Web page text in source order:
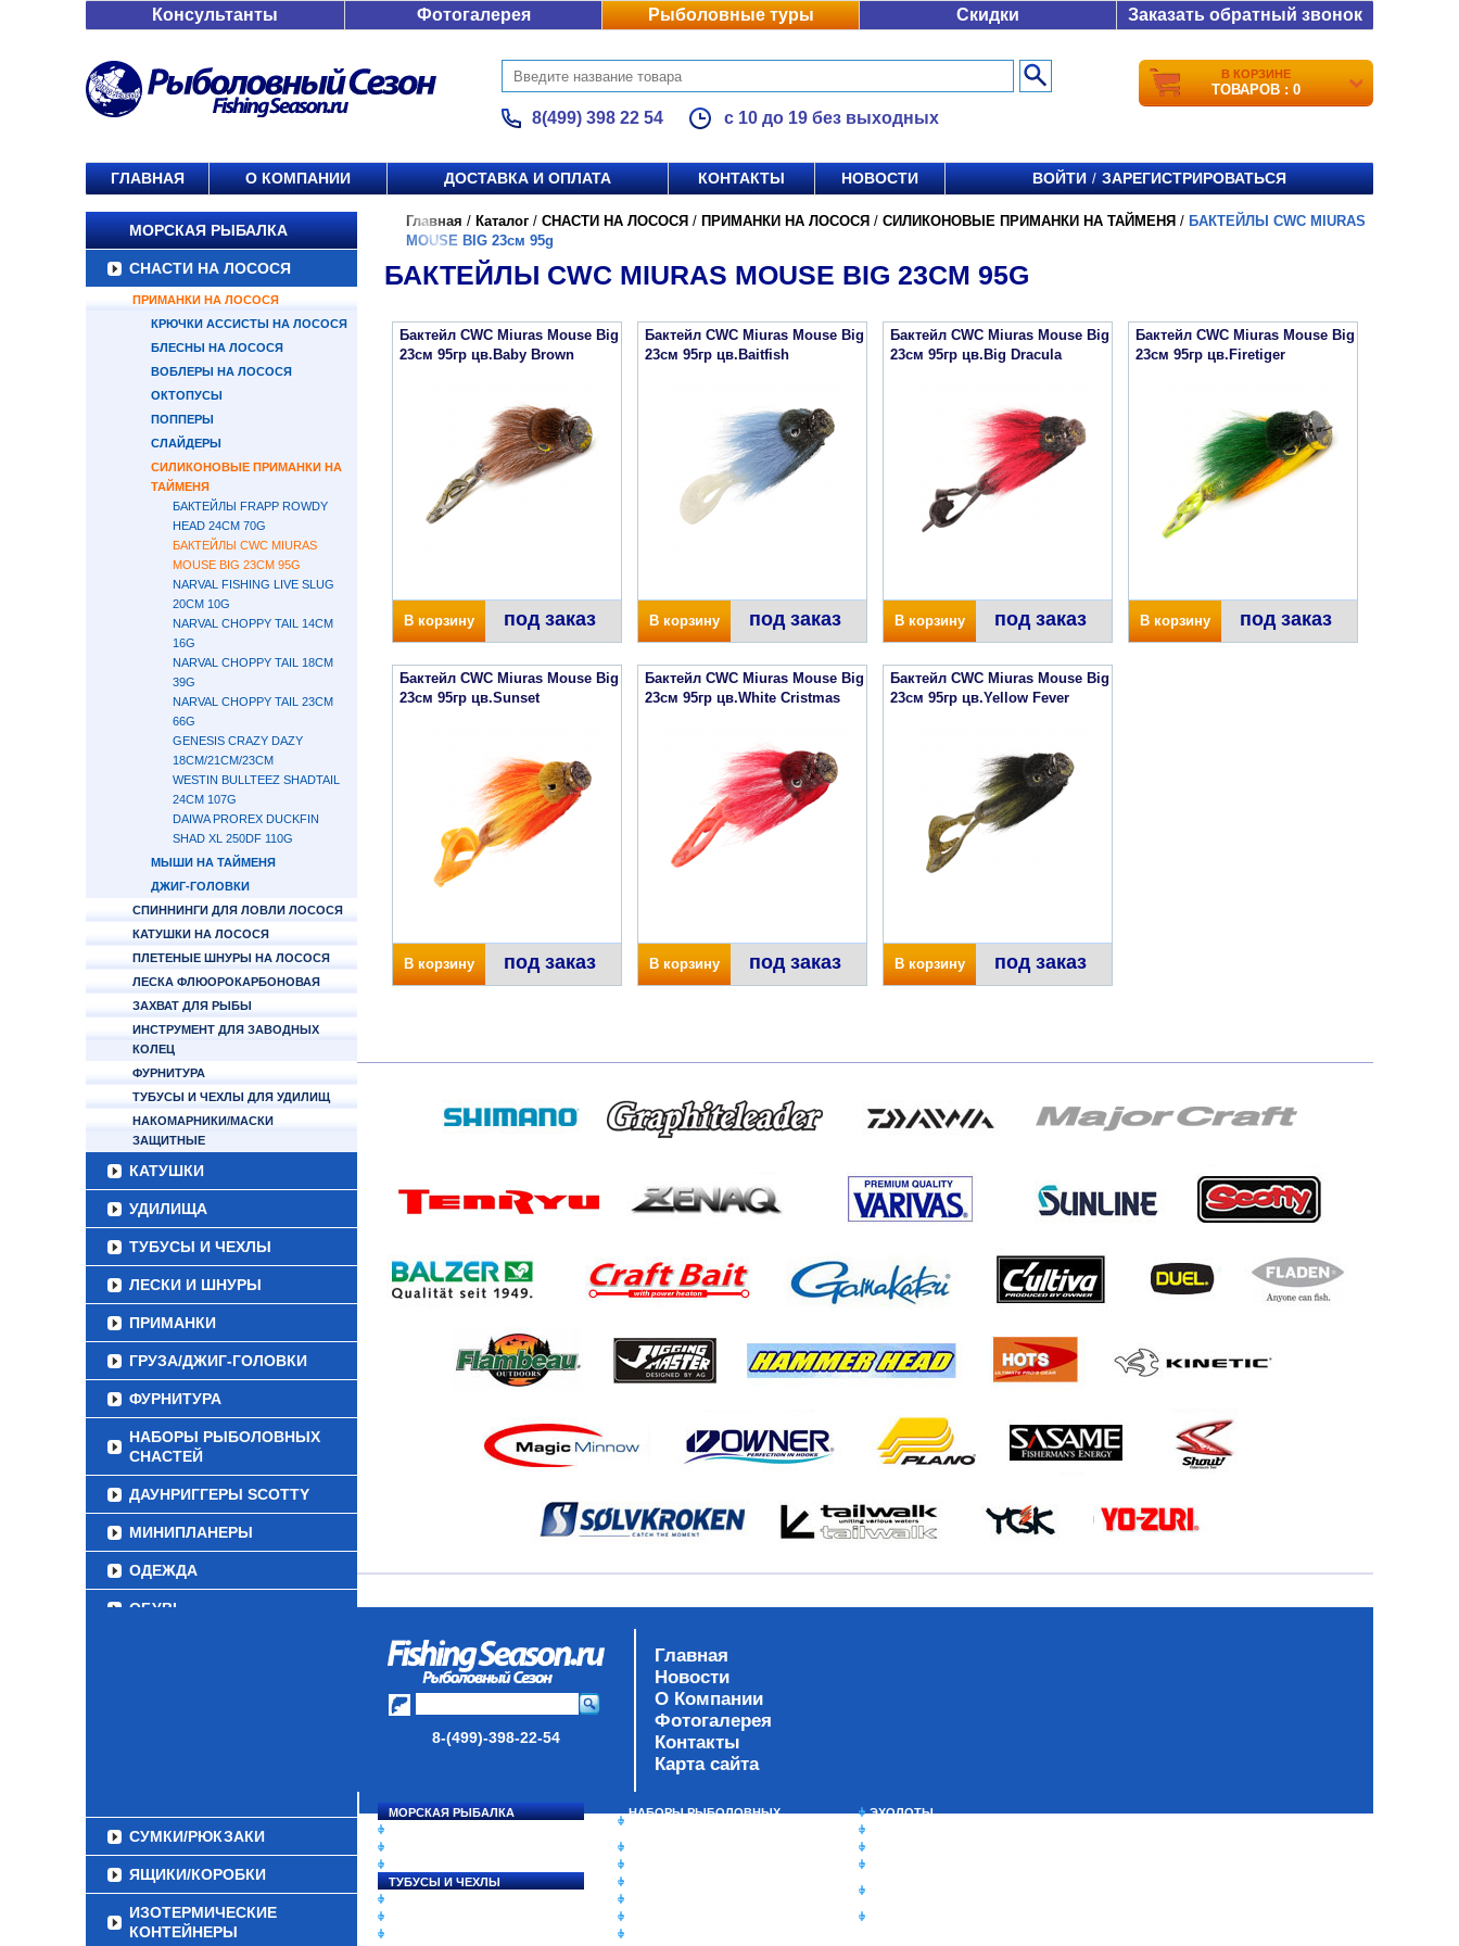
Консультанты Фотогалерея Рыболовные туры Скидки Заказать обратный звонок
8(499) 398 22 54 с 10 до 19 без выходных
В КОРЗИНЕ
ТОВАРОВ : 0
ГЛАВНАЯ О КОМПАНИИ ДОСТАВКА И ОПЛАТА КОНТАКТЫ НОВОСТИ ВОЙТИ / ЗАРЕГИСТРИРОВАТЬСЯ
МОРСКАЯ РЫБАЛКА
СНАСТИ НА ЛОСОСЯ
ПРИМАНКИ НА ЛОСОСЯ
КРЮЧКИ АССИСТЫ НА ЛОСОСЯ
БЛЕСНЫ НА ЛОСОСЯ
ВОБЛЕРЫ НА ЛОСОСЯ
ОКТОПУСЫ
ПОППЕРЫ
СЛАЙДЕРЫ
СИЛИКОНОВЫЕ ПРИМАНКИ НА
ТАЙМЕНЯ
БАКТЕЙЛЫ FRAPP ROWDY
HEAD 24СМ 70G
БАКТЕЙЛЫ CWC MIURAS
MOUSE BIG 23СМ 95G
NARVAL FISHING LIVE SLUG
20CM 10G
NARVAL CHOPPY TAIL 14СМ
16G
NARVAL CHOPPY TAIL 18СМ
39G
NARVAL CHOPPY TAIL 23СМ
66G
GENESIS CRAZY DAZY
18СМ/21СМ/23СМ
WESTIN BULLTEEZ SHADTAIL
24СМ 107G
DAIWA PROREX DUCKFIN
SHAD XL 250DF 110G
МЫШИ НА ТАЙМЕНЯ
ДЖИГ-ГОЛОВКИ
СПИННИНГИ ДЛЯ ЛОВЛИ ЛОСОСЯ
КАТУШКИ НА ЛОСОСЯ
ПЛЕТЕНЫЕ ШНУРЫ НА ЛОСОСЯ
ЛЕСКА ФЛЮОРОКАРБОНОВАЯ
ЗАХВАТ ДЛЯ РЫБЫ
ИНСТРУМЕНТ ДЛЯ ЗАВОДНЫХ
КОЛЕЦ
ФУРНИТУРА
ТУБУСЫ И ЧЕХЛЫ ДЛЯ УДИЛИЩ
НАКОМАРНИКИ/МАСКИ
ЗАЩИТНЫЕ
КАТУШКИ
УДИЛИЩА
ТУБУСЫ И ЧЕХЛЫ
ЛЕСКИ И ШНУРЫ
ПРИМАНКИ
ГРУЗА/ДЖИГ-ГОЛОВКИ
ФУРНИТУРА
НАБОРЫ РЫБОЛОВНЫХ
СНАСТЕЙ
ДАУНРИГГЕРЫ SCOTTY
МИНИПЛАНЕРЫ
ОДЕЖДА
ОБУВЬ
СУМКИ/РЮКЗАКИ
ЯЩИКИ/КОРОБКИ
ИЗОТЕРМИЧЕСКИЕ
КОНТЕЙНЕРЫ
Главная / Каталог / СНАСТИ НА ЛОСОСЯ / ПРИМАНКИ НА ЛОСОСЯ / СИЛИКОНОВЫЕ ПРИМАНКИ НА ТАЙМЕНЯ / БАКТЕЙЛЫ CWC MIURAS
MOUSE BIG 23см 95g
БАКТЕЙЛЫ CWC MIURAS MOUSE BIG 23СМ 95G
Бактейл CWC Miuras Mouse Big
23см 95гр цв.Baby Brown
В корзину под заказ
Бактейл CWC Miuras Mouse Big
23см 95гр цв.Baitfish
В корзину под заказ
Бактейл CWC Miuras Mouse Big
23см 95гр цв.Big Dracula
В корзину под заказ
Бактейл CWC Miuras Mouse Big
23см 95гр цв.Firetiger
В корзину под заказ
Бактейл CWC Miuras Mouse Big
23см 95гр цв.Sunset
В корзину под заказ
Бактейл CWC Miuras Mouse Big
23см 95гр цв.White Cristmas
В корзину под заказ
Бактейл CWC Miuras Mouse Big
23см 95гр цв.Yellow Fever
В корзину под заказ
8-(499)-398-22-54
Главная
Новости
О Компании
Фотогалерея
Контакты
Карта сайта
МОРСКАЯ РЫБАЛКА
ТУБУСЫ И ЧЕХЛЫ
НАБОРЫ РЫБОЛОВНЫХ
ЭХОЛОТЫ